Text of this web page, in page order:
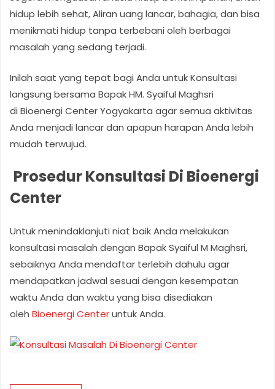
hidup lebih sehat, Aliran uang lancar, bahagia, dan bisa
menikmati hidup tanpa terbebani oleh berbagai
masalah yang sedang terjadi.
Inilah saat yang tepat bagi Anda untuk Konsultasi
langsung bersama Bapak HM. Syaiful Maghsri
di Bioenergi Center Yogyakarta agar semua aktivitas
Anda menjadi lancar dan apapun harapan Anda lebih
mudah terwujud.
Prosedur Konsultasi Di Bioenergi
Center
Untuk menindaklanjuti niat baik Anda melakukan
konsultasi masalah dengan Bapak Syaiful M Maghsri,
sebaiknya Anda mendaftar terlebih dahulu agar
mendapatkan jadwal sesuai dengan kesempatan
waktu Anda dan waktu yang bisa disediakan
oleh Bioenergi Centeruntuk Anda.